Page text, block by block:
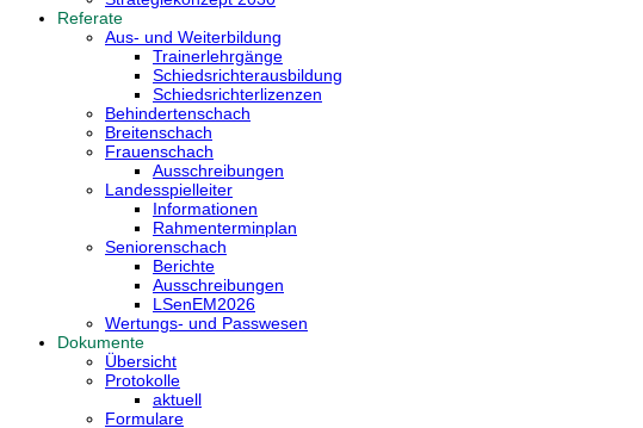
Referate
Aus- und Weiterbildung
Trainerlehrgänge
Schiedsrichterausbildung
Schiedsrichterlizenzen
Behindertenschach
Breitenschach
Frauenschach
Ausschreibungen
Landesspielleiter
Informationen
Rahmenterminplan
Seniorenschach
Berichte
Ausschreibungen
LSenEM2026
Wertungs- und Passwesen
Dokumente
Übersicht
Protokolle
aktuell
Formulare